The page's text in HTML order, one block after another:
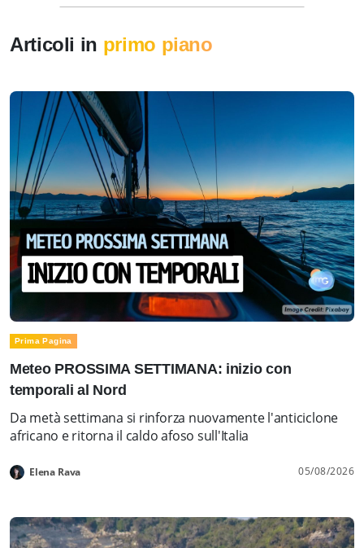
Articoli in primo piano
Prima Pagina
Meteo PROSSIMA SETTIMANA: inizio con
temporali al Nord
Da metà settimana si rinforza nuovamente l'anticiclone
africano e ritorna il caldo afoso sull'Italia
Elena Rava 05/08/2026